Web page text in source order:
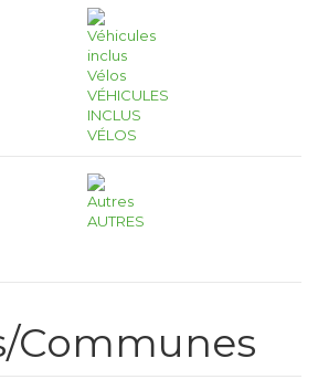
VÉHICULES
INCLUS
VÉLOS
AUTRES
Communes